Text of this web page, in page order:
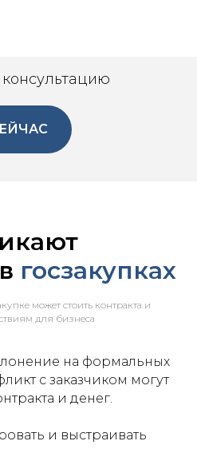
в госзакупках
может стоить контракта и
для бизнеса
на формальных
с заказчиком могут
и денег.
и выстраивать